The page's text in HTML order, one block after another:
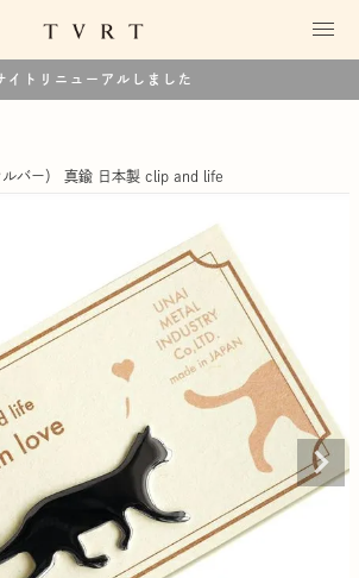
イトリニューアルしました
ルバー） 真鍮 日本製 clip and life